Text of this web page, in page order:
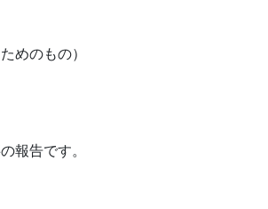
めのもの）
報告です。